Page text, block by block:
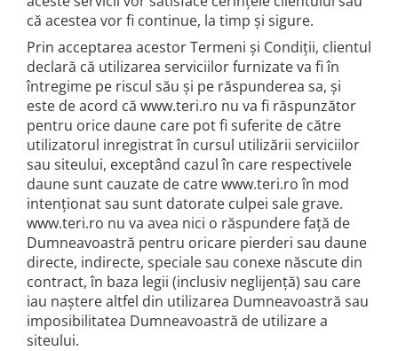
că acestea vor fi continue, la timp și sigure.
Prin acceptarea acestor Termeni și Condiții, clientul
declară că utilizarea serviciilor furnizate va fi în
întregime pe riscul său și pe răspunderea sa, și
este de acord că www.teri.ro nu va fi răspunzător
pentru orice daune care pot fi suferite de către
utilizatorul inregistrat în cursul utilizării serviciilor
sau site­ului, exceptând cazul în care respectivele
daune sunt cauzate de catre www.teri.ro în mod
intenționat sau sunt datorate culpei sale grave.
www.teri.ro nu va avea nici o răspundere față de
Dumneavoastră pentru oricare pierderi sau daune
directe, indirecte, speciale sau conexe născute din
contract, în baza legii (inclusiv neglijență) sau care
iau naștere altfel din utilizarea Dumneavoastră sau
imposibilitatea Dumneavoastră de utilizare a
siteului.